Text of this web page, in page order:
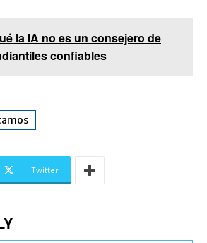
la IA no es un consejero de
confiables
Twitter